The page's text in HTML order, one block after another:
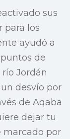
sus
para los
ayudó a
de
Jordán
desvío por
de Aqaba
dejar tu
marcado por